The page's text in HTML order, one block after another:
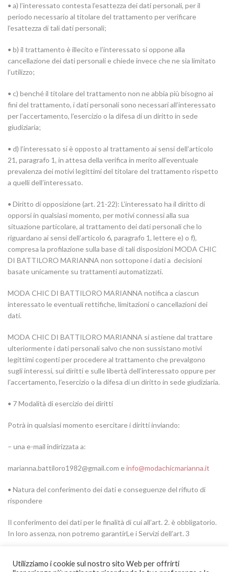
• a) l’interessato contesta l’esattezza dei dati personali, per il
periodo necessario al titolare del trattamento per verificare
l’esattezza di tali dati personali;
• b) il trattamento è illecito e l’interessato si oppone alla
cancellazione dei dati personali e chiede invece che ne sia limitato
l’utilizzo;
• c) benché il titolare del trattamento non ne abbia più bisogno ai
fini del trattamento, i dati personali sono necessari all’interessato
per l’accertamento, l’esercizio o la difesa di un diritto in sede
giudiziaria;
• d) l’interessato si è opposto al trattamento ai sensi dell’articolo
21, paragrafo 1, in attesa della verifica in merito all’eventuale
prevalenza dei motivi legittimi del titolare del trattamento rispetto
a quelli dell’interessato.
• Diritto di opposizione (art. 21-22): L’interessato ha il diritto di
opporsi in qualsiasi momento, per motivi connessi alla sua
situazione particolare, al trattamento dei dati personali che lo
riguardano ai sensi dell’articolo 6, paragrafo 1, lettere e) o f),
compresa la profilazione sulla base di tali disposizioni MODA CHIC
DI BATTILORO MARIANNA non sottopone i dati a decisioni
basate unicamente su trattamenti automatizzati.
MODA CHIC DI BATTILORO MARIANNA notifica a ciascun
interessato le eventuali rettifiche, limitazioni o cancellazioni dei
dati.
MODA CHIC DI BATTILORO MARIANNA si astiene dal trattare
ulteriormente i dati personali salvo che non sussistano motivi
legittimi cogenti per procedere al trattamento che prevalgono
sugli interessi, sui diritti e sulle libertà dell’interessato oppure per
l’accertamento, l’esercizio o la difesa di un diritto in sede giudiziaria.
• 7 Modalità di esercizio dei diritti
Potrà in qualsiasi momento esercitare i diritti inviando:
– una e-mail indirizzata a:
marianna.battiloro1982@gmail.com einfo@modachicmarianna.it
• Natura del conferimento dei dati e conseguenze del rifiuto di
rispondere
Il conferimento dei dati per le finalità di cui all’art. 2. è obbligatorio.
In loro assenza, non potremo garantirLe i Servizi dell’art. 3
Utilizziamo i cookie sul nostro sito Web per offrirti